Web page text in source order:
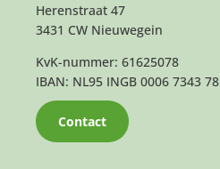
Herenstraat 47
3431 CW Nieuwegein
KvK-nummer: 61625078
IBAN: NL95 INGB 0006 7343 78
Contact